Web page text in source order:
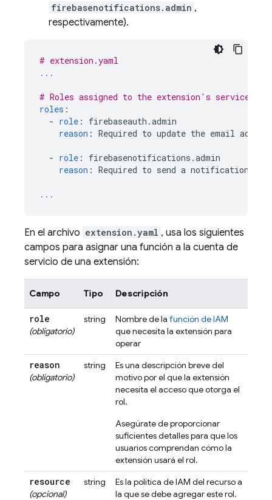
firebasenotifications.admin ,
respectivamente).
# extension.yaml
...
# Roles assigned to the extension's service
roles :
- role :
firebaseauth.admin
reason : Required to update the email
- role :
firebasenotifications.admin
reason : Required to send a notification that
...
En el archivo extension.yaml , usa los siguientes
campos para asignar una función a la cuenta de
servicio de una extensión:
Campo Tipo Descripción
role
(obligatorio)
string Nombre de la función de IAM
que necesita la extensión para
operar
reason
(obligatorio)
string
Es una descripción breve del
motivo por el que la extensión
necesita el acceso que otorga el
rol.
Asegúrate de proporcionar
suficientes detalles para que los
usuarios comprendan cómo la
extensión usará el rol.
resource
(opcional)
string
Es la política de IAM del recurso a
la que se debe agregar este rol.